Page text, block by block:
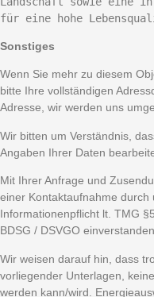
für eine hohe
Sonstiges
Wenn Sie mehr zu diesem
bitte Ihre vollständigen
Adresse, wir werden uns
Wir bitten um Verständnis,
Angaben Ihrer Daten
Mit Ihrer Anfrage und
einer Kontaktaufnahme durch
Informationenpflicht lt. TMG
BDSG / DSVGO einverstanden.
Wir weisen darauf hin, dass
vorliegender Unterlagen,
werden kann/wird.